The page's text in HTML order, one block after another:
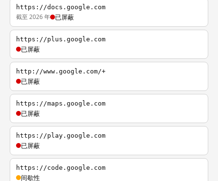
https://docs.google.com
截至 2026 年 已屏蔽
https://plus.google.com
已屏蔽
http://www.google.com/+
已屏蔽
https://maps.google.com
已屏蔽
https://play.google.com
已屏蔽
https://code.google.com
间歇性